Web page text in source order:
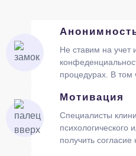
Не ставим на учет
процедурах. В том
Мотивация
Специалисты
психологического
получить